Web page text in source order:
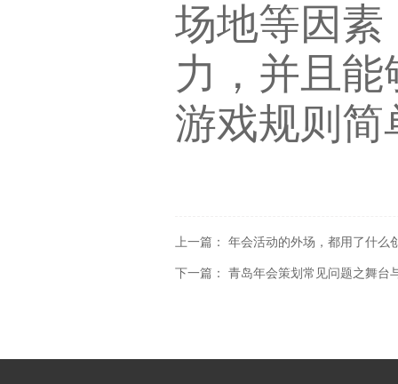
场地等因素
力，并且
游戏规则简
上一篇： 年会活动的外场，都用了什么
下一篇： 青岛年会策划常见问题之舞台